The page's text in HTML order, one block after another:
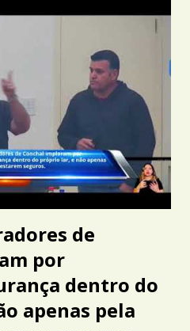
de
por
dentro do
apenas pela